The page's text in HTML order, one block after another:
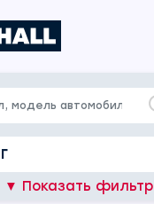
▼ Показать фильтр